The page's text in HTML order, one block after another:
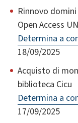
Rinnovo
Open Access
Determina a
18/09/2025
Acquisto di
biblioteca Cicu
Determina a
17/09/2025